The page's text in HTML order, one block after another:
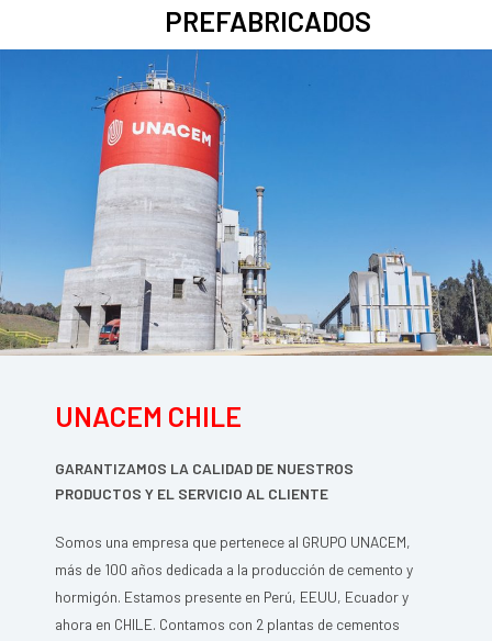
PREFABRICADOS
UNACEM CHILE
GARANTIZAMOS LA CALIDAD DE NUESTROS
PRODUCTOS Y EL SERVICIO AL CLIENTE
Somos una empresa que pertenece al GRUPO UNACEM,
más de 100 años dedicada a la producción de cemento y
hormigón. Estamos presente en Perú, EEUU, Ecuador y
ahora en CHILE. Contamos con 2 plantas de cementos